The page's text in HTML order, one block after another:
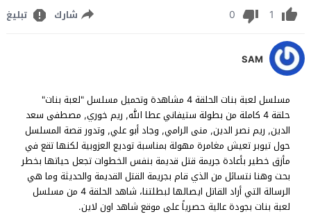
1
0 شارك تبليغ
SAM
مسلسل لعبة بنات الحلقة 4 مشاهدة وتحميل مسلسل "لعبة بنات"
حلقة 4 كاملة من بطولة ستيفاني عطا الله, ريم خوري, مصطفى سعد
الدين, ريم نصر الدين, منى الرامي, وجاد أبو علي, وتدور قصة المسلسل
حول تيوبر تعيش مغامرة مهولة بمناسبة توديع العزوبية لكنها تقع في
مأزق خطير بأعادة جريمة قتل قديمة بنفس الخطوات تجعل حياتها بخطر
بحت وهنا نتسائل من الذي قام بجريمة القتل القديمة والحديثة وما هي
الرسالة التي أراد القاتل ايصالها لبطلتنا، شاهد الحلقة 4 من مسلسل
لعبة بنات بجودة عالية حصرياً على موقع شاهد اون لاين.